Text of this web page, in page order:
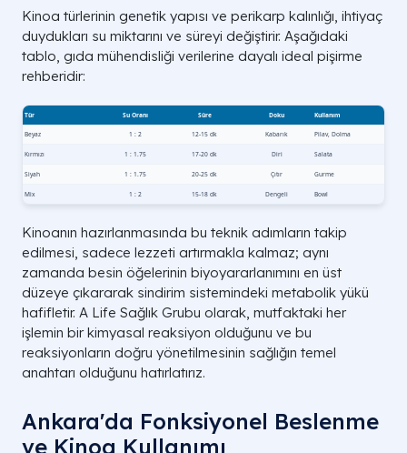
Kinoa türlerinin genetik yapısı ve perikarp kalınlığı, ihtiyaç
duydukları su miktarını ve süreyi değiştirir. Aşağıdaki
tablo, gıda mühendisliği verilerine dayalı ideal pişirme
rehberidir:
Kinoanın hazırlanmasında bu teknik adımların takip
edilmesi, sadece lezzeti artırmakla kalmaz; aynı
zamanda besin öğelerinin biyoyararlanımını en üst
düzeye çıkararak sindirim sistemindeki metabolik yükü
hafifletir. A Life Sağlık Grubu olarak, mutfaktaki her
işlemin bir kimyasal reaksiyon olduğunu ve bu
reaksiyonların doğru yönetilmesinin sağlığın temel
anahtarı olduğunu hatırlatırız.
Ankara'da Fonksiyonel Beslenme
ve Kinoa Kullanımı